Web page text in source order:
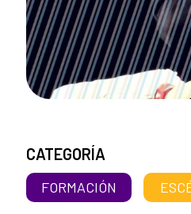
CATEGORÍA
FORMACIÓN